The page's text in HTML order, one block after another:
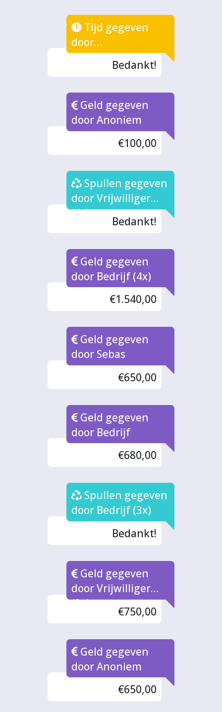
Tijd gegeven
door
Initiatiefnemers
Bedankt!
Geld gegeven
door Anoniem
€100,00
Spullen gegeven
door Vrijwilliger
(4x)
Bedankt!
Geld gegeven
door Bedrijf (4x)
€1.540,00
Geld gegeven
door Sebas
€650,00
Geld gegeven
door Bedrijf
€680,00
Spullen gegeven
door Bedrijf (3x)
Bedankt!
Geld gegeven
door Vrijwilliger
(3x)
€750,00
Geld gegeven
door Anoniem
€650,00